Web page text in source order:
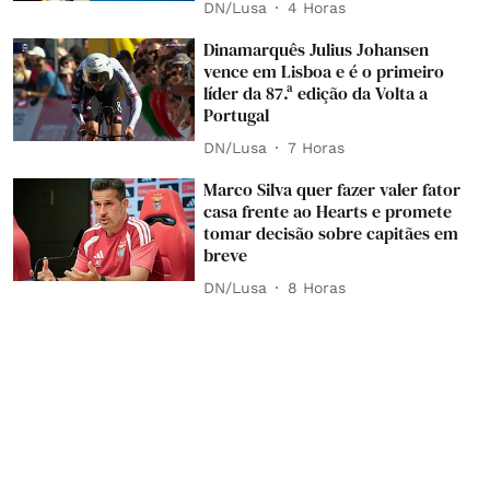
DN/Lusa 4 Horas
Dinamarquês Julius Johansen
vence em Lisboa e é o primeiro
líder da 87.ª edição da Volta a
Portugal
DN/Lusa 7 Horas
Marco Silva quer fazer valer fator
casa frente ao Hearts e promete
tomar decisão sobre capitães em
breve
DN/Lusa 8 Horas